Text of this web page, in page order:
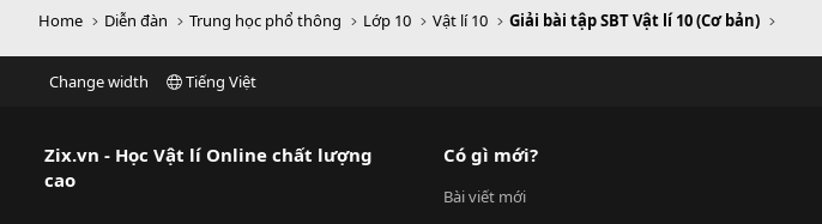
Home Diễn đàn Trung học phổ thông Lớp 10 Vật lí 10 Giải bài tập SBT Vật lí 10 (Cơ bản)
Change width Tiếng Việt
Zix.vn - Học Vật lí Online chất lượng
cao
Có gì mới?
Bài viết mới